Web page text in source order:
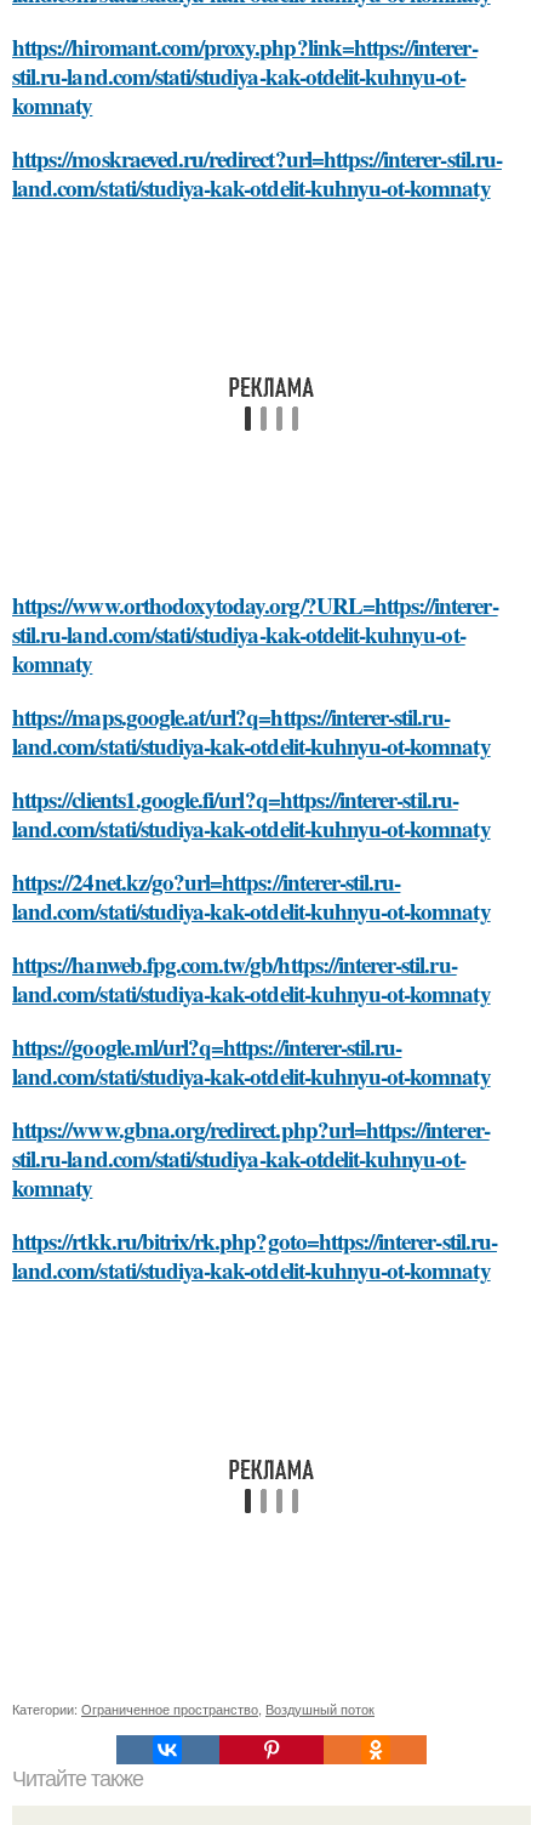
https://hiromant.com/proxy.php?link=https://interer-
stil.ru-land.com/stati/studiya-kak-otdelit-kuhnyu-ot-
komnaty
https://moskraeved.ru/redirect?url=https://interer-stil.ru-
land.com/stati/studiya-kak-otdelit-kuhnyu-ot-komnaty
https://www.orthodoxytoday.org/?URL=https://interer-
stil.ru-land.com/stati/studiya-kak-otdelit-kuhnyu-ot-
komnaty
https://maps.google.at/url?q=https://interer-stil.ru-
land.com/stati/studiya-kak-otdelit-kuhnyu-ot-komnaty
https://clients1.google.fi/url?q=https://interer-stil.ru-
land.com/stati/studiya-kak-otdelit-kuhnyu-ot-komnaty
https://24net.kz/go?url=https://interer-stil.ru-
land.com/stati/studiya-kak-otdelit-kuhnyu-ot-komnaty
https://hanweb.fpg.com.tw/gb/https://interer-stil.ru-
land.com/stati/studiya-kak-otdelit-kuhnyu-ot-komnaty
https://google.ml/url?q=https://interer-stil.ru-
land.com/stati/studiya-kak-otdelit-kuhnyu-ot-komnaty
https://www.gbna.org/redirect.php?url=https://interer-
stil.ru-land.com/stati/studiya-kak-otdelit-kuhnyu-ot-
komnaty
https://rtkk.ru/bitrix/rk.php?goto=https://interer-stil.ru-
land.com/stati/studiya-kak-otdelit-kuhnyu-ot-komnaty
Категории: Ограниченное пространство Воздушный поток
Читайте также